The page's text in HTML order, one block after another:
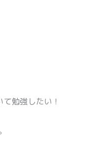
勉強したい！